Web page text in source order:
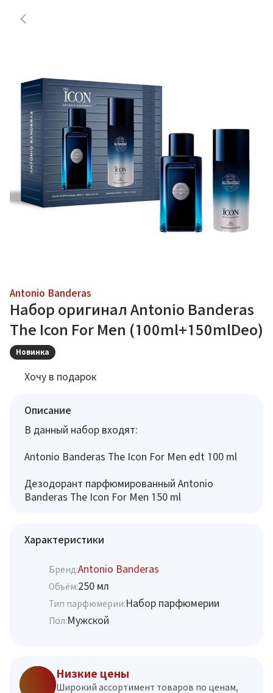
Antonio Banderas
Набор оригинал Antonio Banderas
The Icon For Men (100ml+150mlDeo)
Новинка
Хочу в подарок
Описание
В данный набор входят:
Antonio Banderas The Icon For Men edt 100 ml
Дезодорант парфюмированный Antonio
Banderas The Icon For Men 150 ml
Характеристики
Бренд:Antonio Banderas
Объём:250 мл
Тип парфюмерии:Набор парфюмерии
Пол:Мужской
Низкие цены
Широкий ассортимент товаров по ценам,